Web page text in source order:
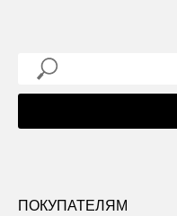
ПОКУПАТЕЛЯМ